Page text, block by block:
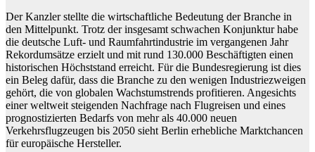
Der Kanzler stellte die wirtschaftliche Bedeutung der Branche in
den Mittelpunkt. Trotz der insgesamt schwachen Konjunktur habe
die deutsche Luft- und Raumfahrtindustrie im vergangenen Jahr
Rekordumsätze erzielt und mit rund 130.000 Beschäftigten einen
historischen Höchststand erreicht. Für die Bundesregierung ist dies
ein Beleg dafür, dass die Branche zu den wenigen Industriezweigen
gehört, die von globalen Wachstumstrends profitieren. Angesichts
einer weltweit steigenden Nachfrage nach Flugreisen und eines
prognostizierten Bedarfs von mehr als 40.000 neuen
Verkehrsflugzeugen bis 2050 sieht Berlin erhebliche Marktchancen
für europäische Hersteller.